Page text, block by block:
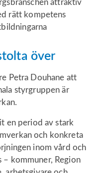
attraktiv
rätt kompetens
över
Petra Douhane att
styrgruppen är
en period av stark
och konkreta
inom vård och
– kommuner, Region